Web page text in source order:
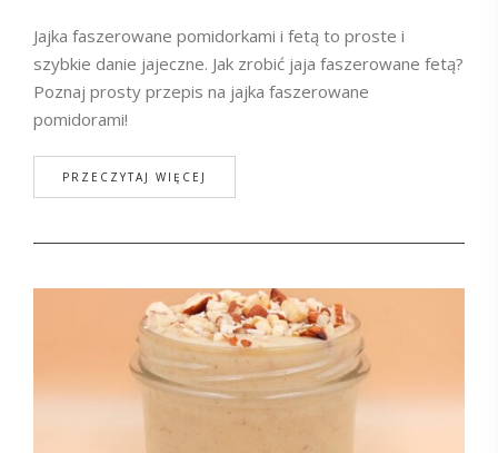
Jajka faszerowane pomidorkami i fetą to proste i
szybkie danie jajeczne. Jak zrobić jaja faszerowane fetą?
Poznaj prosty przepis na jajka faszerowane
pomidorami!
PRZECZYTAJ WIĘCEJ